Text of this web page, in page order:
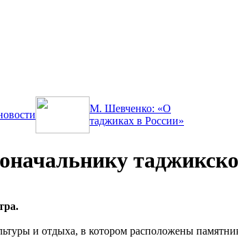
М. Шевченко: «О
таджиках в России»
и отдыха, в котором расположены